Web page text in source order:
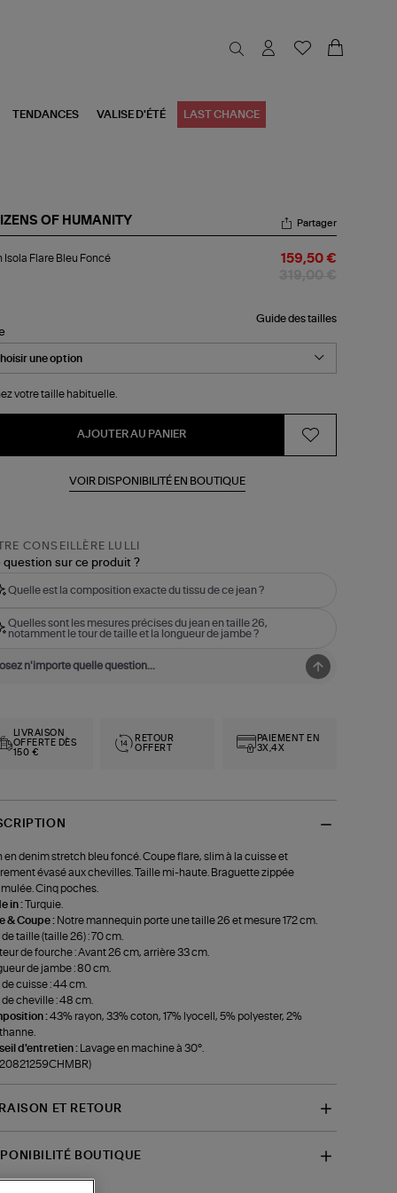
TENDANCES VALISE D'ÉTÉ LAST CHANCE
OF HUMANITY Partager
Isola Flare Bleu Foncé 159,50 €
Guide des tailles
votre taille habituelle.
AJOUTER AU PANIER
VOIR DISPONIBILITÉ EN BOUTIQUE
CONSEILLÈRE LULLI
question sur ce produit ?
Quelle est la composition exacte du tissu de ce jean ?
Quelles sont les mesures précises du jean en taille 26,
notamment le tour de taille et la longueur de jambe ?
LIVRAISON
OFFERTE DÈS
150 €
RETOUR
OFFERT
PAIEMENT EN
3X,4X
en denim stretch bleu foncé. Coupe flare, slim à la cuisse et
évasé aux chevilles. Taille mi-haute. Braguette zippée
Cinq poches.
in :Turquie.
& Coupe : Notre mannequin porte une taille 26 et mesure 172 cm.
de taille (taille 26) : 70 cm.
de fourche : Avant 26 cm, arrière 33 cm.
de jambe : 80 cm.
de cuisse : 44 cm.
de cheville : 48 cm.
:43% rayon, 33% coton, 17% lyocell, 5% polyester, 2%
d'entretien :
Lavage en machine à 30°.
ET RETOUR
BOUTIQUE